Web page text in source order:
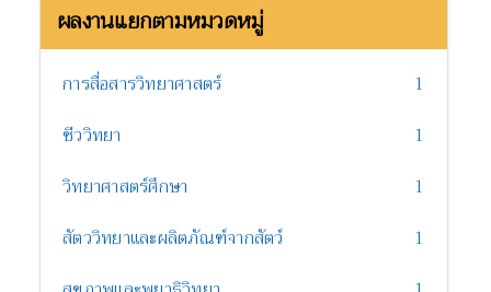
ผลงานแยกตามหมวดหมู่
การสื่อสารวิทยาศาสตร์
1
ชีววิทยา
1
วิทยาศาสตร์ศึกษา
1
สัตววิทยาและผลิตภัณฑ์จากสัตว์
1